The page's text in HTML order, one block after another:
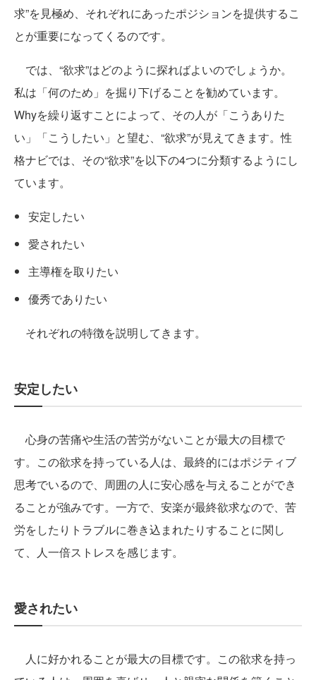
求”を見極め、それぞれにあったポジションを提供するこ
とが重要になってくるのです。
では、“欲求”はどのように探ればよいのでしょうか。
私は「何のため」を掘り下げることを勧めています。
Whyを繰り返すことによって、その人が「こうありた
い」「こうしたい」と望む、“欲求”が見えてきます。性
格ナビでは、その“欲求”を以下の4つに分類するようにし
ています。
安定したい
愛されたい
主導権を取りたい
優秀でありたい
それぞれの特徴を説明してきます。
安定したい
心身の苦痛や生活の苦労がないことが最大の目標で
す。この欲求を持っている人は、最終的にはポジティブ
思考でいるので、周囲の人に安心感を与えることができ
ることが強みです。一方で、安楽が最終欲求なので、苦
労をしたりトラブルに巻き込まれたりすることに関し
て、人一倍ストレスを感じます。
愛されたい
人に好かれることが最大の目標です。この欲求を持っ